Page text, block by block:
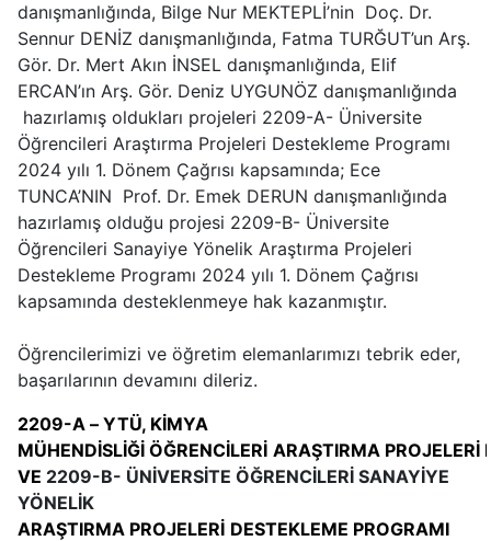
danışmanlığında, Bilge Nur MEKTEPLİ’nin Doç. Dr.
Sennur DENİZ danışmanlığında, Fatma TURĞUT’un Arş.
Gör. Dr. Mert Akın İNSEL danışmanlığında, Elif
ERCAN’ın Arş. Gör. Deniz UYGUNÖZ danışmanlığında
hazırlamış oldukları projeleri 2209-A- Üniversite
Öğrencileri Araştırma Projeleri Destekleme Programı
2024 yılı 1. Dönem Çağrısı kapsamında; Ece
TUNCA’NIN Prof. Dr. Emek DERUN danışmanlığında
hazırlamış olduğu projesi 2209-B- Üniversite
Öğrencileri Sanayiye Yönelik Araştırma Projeleri
Destekleme Programı 2024 yılı 1. Dönem Çağrısı
kapsamında desteklenmeye hak kazanmıştır.
Öğrencilerimizi ve öğretim elemanlarımızı tebrik eder,
başarılarının devamını dileriz.
2209-A – YTÜ, KİMYA
MÜHENDİSLİĞİ ÖĞRENCİLERİ ARAŞTIRMA PROJELERİ
VE 2209-B- ÜNİVERSİTE ÖĞRENCİLERİ SANAYİYE
YÖNELİK
ARAŞTIRMA PROJELERİ DESTEKLEME PROGRAMI